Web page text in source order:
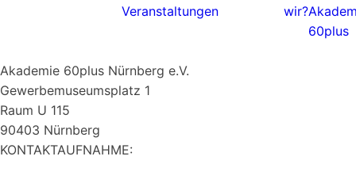
Veranstaltungen
wir?
60plus
Akademie 60plus Nürnberg e.V.
Gewerbemuseumsplatz 1
Raum U 115
90403 Nürnberg
KONTAKTAUFNAHME: